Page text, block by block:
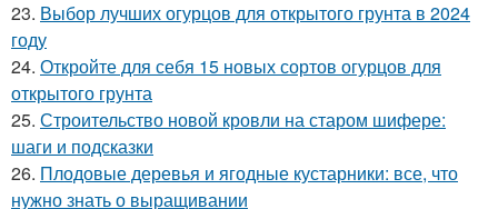
23. Выбор лучших огурцов для открытого грунта в 2024
году
24. Откройте для себя 15 новых сортов огурцов для
открытого грунта
25. Строительство новой кровли на старом шифере:
шаги и подсказки
26. Плодовые деревья и ягодные кустарники: все, что
нужно знать о выращивании